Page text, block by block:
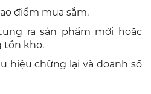
điểm mua sắm.
ra sản phẩm mới hoặc
tồn kho.
hiệu chững lại và doanh số